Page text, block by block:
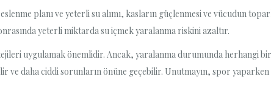
planı ve yeterli su alımı, kasların güçlenmesi ve vücudun
yeterli miktarda su içmek yaralanma riskini azaltır.
uygulamak önemlidir. Ancak, yaralanma durumunda herhangi bir
ve daha ciddi sorunların önüne geçebilir. Unutmayın, spor